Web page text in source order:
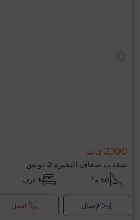
2,100 د.ت
شقة ب ضفاف البحيرة 2, تونس
60 م² 1 غرف
لإتصال اتصل